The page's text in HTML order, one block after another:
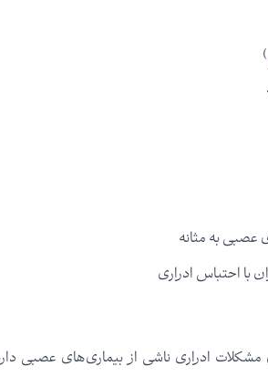
)
عصبی به مثانه
با احتباس ادراری
ادراری ناشی از بیماری‌های عصبی